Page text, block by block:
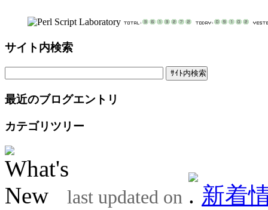
サイト内検索
最近のブログエントリ
カテゴリツリー
last updated on
新着